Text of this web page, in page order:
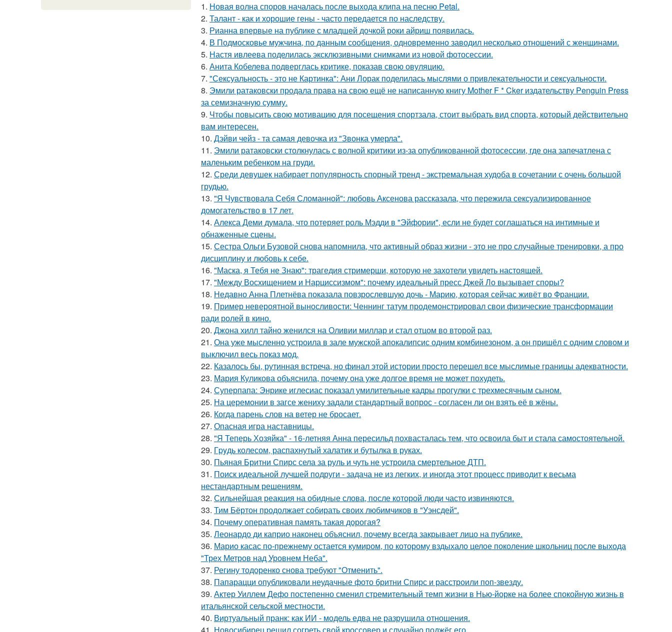
1. Новая волна споров началась после выхода клипа на песню Petal.
2. Талант - как и хорошие гены - часто передается по наследству.
3. Рианна впервые на публике с младшей дочкой роки айриш появилась.
4. В Подмосковье мужчина, по данным сообщения, одновременно заводил несколько отношений с женщинами.
5. Настя ивлеева поделилась эксклюзивными снимками из новой фотосессии.
6. Анита Кобелева подверглась критике, показав свою овуляцию.
7. "Сексуальность - это не Картинка": Ани Лорак поделилась мыслями о привлекательности и сексуальности.
8. Эмили ратаковски продала права на свою ещё не написанную книгу Mother F * Cker издательству Penguin Press
за семизначную сумму.
9. Чтобы повысить свою мотивацию для посещения спортзала, стоит выбрать вид спорта, который действительно
вам интересен.
10. Дэйви чейз - та самая девочка из "Звонка умерла".
11. Эмили ратаковски столкнулась с волной критики из-за опубликованной фотосессии, где она запечатлена с
маленьким ребенком на груди.
12. Среди девушек набирает популярность спорный тренд - экстремальная худоба в сочетании с очень большой
грудью.
13. "Я Чувствовала Себя Сломанной": любовь Аксенова рассказала, что пережила сексуализированное
домогательство в 17 лет.
14. Алекса Деми думала, что потеряет роль Мэдди в "Эйфории", если не будет соглашаться на интимные и
обнаженные сцены.
15. Сестра Ольги Бузовой снова напомнила, что активный образ жизни - это не про случайные тренировки, а про
дисциплину и любовь к себе.
16. "Маска, я Тебя не Знаю": трагедия стримерши, которую не захотели увидеть настоящей.
17. "Между Восхищением и Нарциссизмом": почему идеальный пресс Джей Ло вызывает споры?
18. Недавно Анна Плетнёва показала повзрослевшую дочь - Марию, которая сейчас живёт во Франции.
19. Пример невероятной выносливости: Ченнинг татум продемонстрировал свои физические трансформации
ради ролей в кино.
20. Джона хилл тайно женился на Оливии миллар и стал отцом во второй раз.
21. Она уже мысленно устроила в зале мужской апокалипсис одним комбинезоном, а он пришёл с одним словом и
выключил весь показ мод.
22. Казалось бы, рутинная встреча, но финал этой истории просто перешел все мыслимые границы адекватности.
23. Мария Куликова объяснила, почему она уже долгое время не может похудеть.
24. Суперпапа: Энрике иглесиас показал умилительные кадры прогулки с трехмесячным сыном.
25. На церемонии в загсе жениху задали стандартный вопрос - согласен ли он взять её в жёны.
26. Когда парень слов на ветер не бросает.
27. Опасная игра наставницы.
28. "Я Теперь Хозяйка" - 16-летняя Анна пересильд похвасталась тем, что освоила быт и стала самостоятельной.
29. Гpyдь колесом, распахнутый халатик и бутылка в руках.
30. Пьяная Бритни Спирс села за руль и чуть не устроила смертельное ДТП.
31. Поиск идеальной лучшей подруги - задача не из легких, и иногда этот процесс приводит к весьма
нестандартным решениям.
32. Сильнейшая реакция на обидные слова, после которой люди часто извиняются.
33. Тим Бёртон продолжает собирать своих любимчиков в "Уэнсдей".
34. Почему оперативная память такая дорогая?
35. Леонардо ди каприо наконец объяснил, почему всегда закрывает лицо на публике.
36. Марио касас по-прежнему остается кумиром, по которому вздыхало целое поколение школьниц после выхода
"Трех Метров над Уровнем Неба".
37. Регину тодоренко снова требуют "Отменить".
38. Папарацци опубликовали неудачные фото бритни Спирс и расстроили поп-звезду.
39. Актер Уиллем Дефо постепенно сменил стремительный темп жизни в Нью-йорке на более спокойную жизнь в
итальянской сельской местности.
40. Виртуальный пранк: как ИИ - модель едва не разрушила отношения.